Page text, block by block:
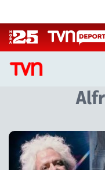
CASTING
CASTING TVN
TVN VERTICAL